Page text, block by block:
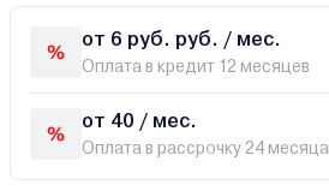
от 6 руб. руб. / мес.
Оплата в кредит 12 месяцев
от 40 / мес.
Оплата в рассрочку 24 месяца